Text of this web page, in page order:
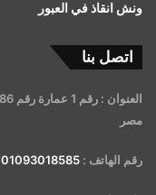
ونش انقاذ في العبور
اتصل بنا
مصر
رقم الهاتف : 01093018585